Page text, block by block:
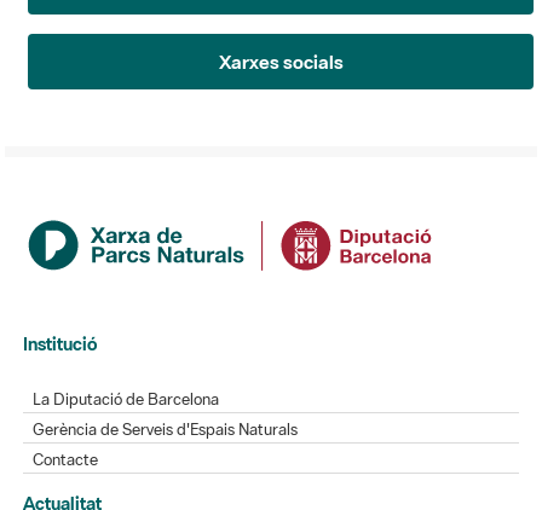
Xarxes socials
Institució
La Diputació de Barcelona
Gerència de Serveis d'Espais Naturals
Contacte
Actualitat